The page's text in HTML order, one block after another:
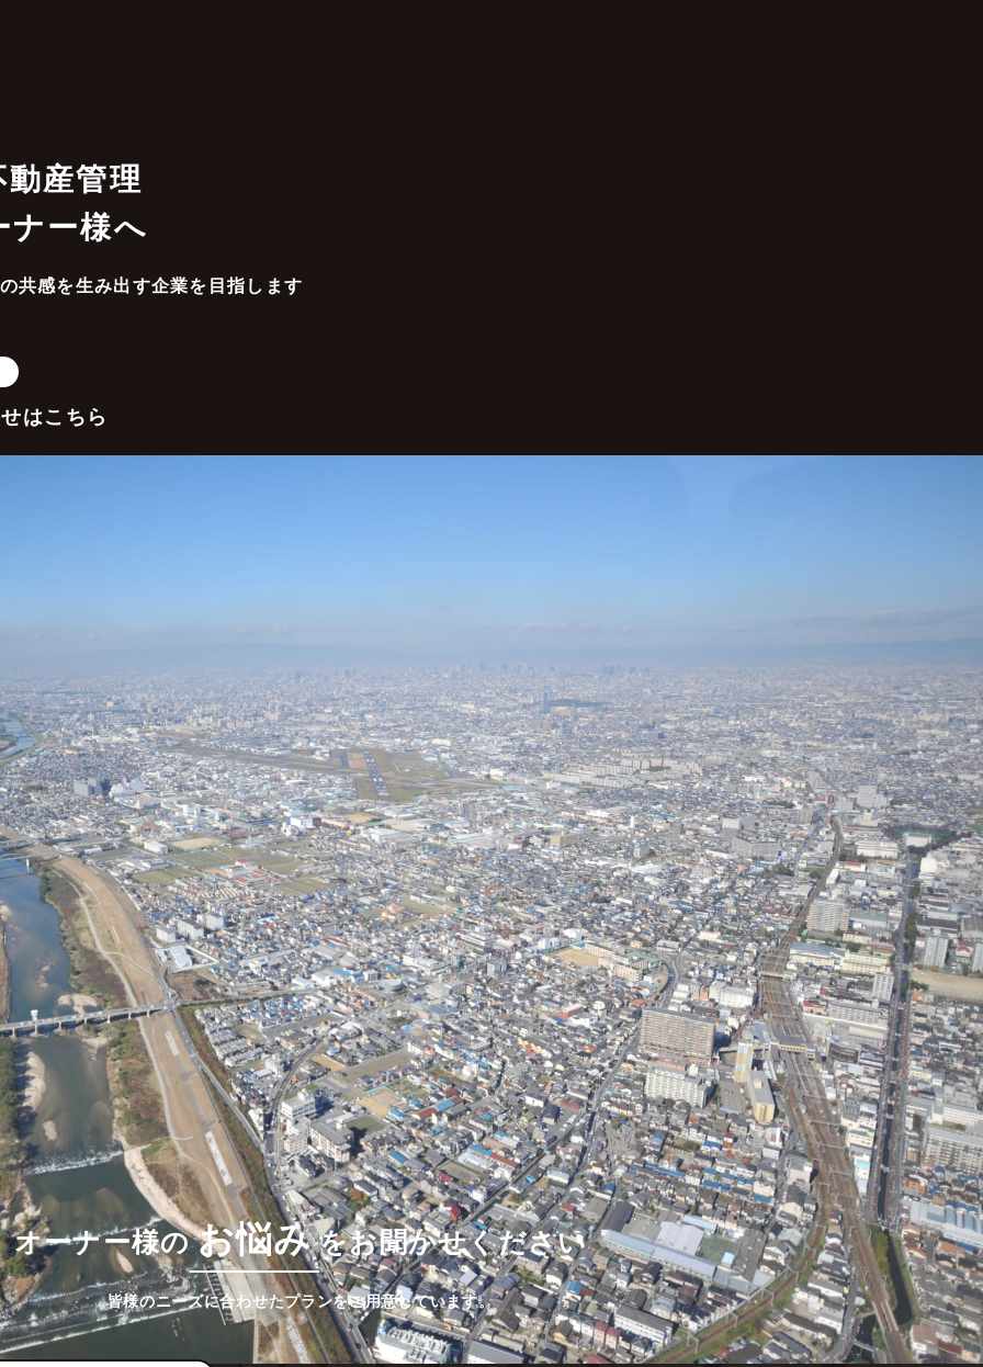
動産管理
ナー様へ
共感を生み出す企業を目指します
はこちら
市で賃貸管理をお考えのオーナー様へ
賃貸経営を“資産運用”として安定させるために
物を維持するだけの業務ではなく、オーナー様の大切な不動産を「資産」として安定運用し、
継続的な収益を生み出すための総合的なサポートです。
応・トラブル防止など、複数の要素が複雑に絡むため、管理体制の質がそのまま収益性に直結します。
まえた募集戦略やリスク回避策を統合し、入居率98％以上・滞納率1％以下という高い管理実績を維持。
ーナー様が“安心して任せられる”管理サービスを提供し、長期的な資産価値の最大化を実現しています。
オーナー様の お悩み をお聞かせください
皆様のニーズに合わせたプランをご用意しています。